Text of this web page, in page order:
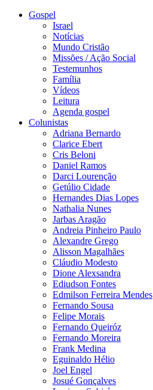
Gospel
Israel
Notícias
Mundo Cristão
Missões / Ação Social
Testemunhos
Família
Vídeos
Leitura
Agenda gospel
Colunistas
Adriana Bernardo
Clarice Ebert
Cris Beloni
Daniel Ramos
Darci Lourenção
Getúlio Cidade
Hernandes Dias Lopes
Nathalia Nunes
Jarbas Aragão
Andreia Pinheiro Paulo
Alexandre Grego
Alisson Magalhães
Cláudio Modesto
Dione Alexsandra
Ediudson Fontes
Edmilson Ferreira Mendes
Fernando Sousa
Felipe Morais
Fernando Queiróz
Fernando Moreira
Frank Medina
Eguinaldo Hélio
Joel Engel
Josué Gonçalves